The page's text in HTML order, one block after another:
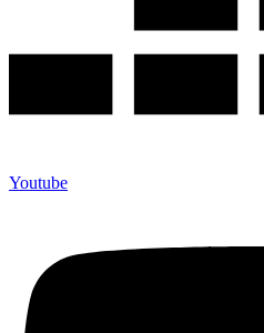
Youtube